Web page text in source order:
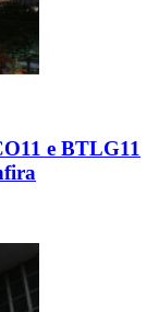
e BTLG11